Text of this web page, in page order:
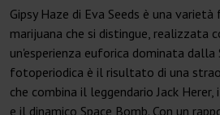
Gipsy Haze di Eva Seeds è una
marijuana che si distingue, realizzata
un'esperienza euforica dominata
fotoperiodica è il risultato di una
che combina il leggendario Jack
e il dinamico Space Bomb. Con un